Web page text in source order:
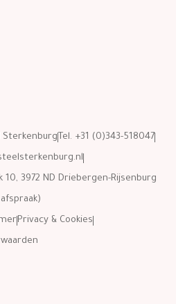
Sterkenburg Tel. +31 (0)343-518047
10, 3972 ND Driebergen-Rijsenburg
Privacy & Cookies